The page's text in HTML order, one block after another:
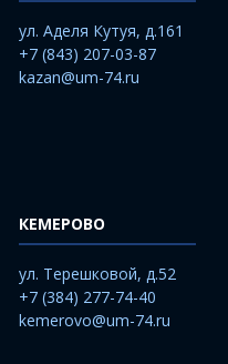
ул. Аделя Кутуя, д.161
+7 (843) 207-03-87
kazan@um-74.ru
КЕМЕРОВО
ул. Терешковой, д.52
+7 (384) 277-74-40
kemerovo@um-74.ru